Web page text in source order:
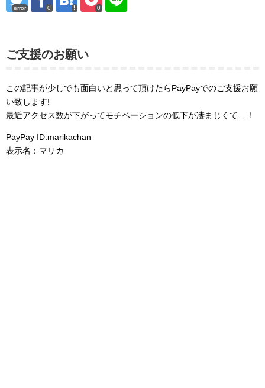
error 0 0
ご支援のお願い
この記事が少しでも面白いと思って頂けたらPayPayでのご支援お願
い致します!
最近アクセス数が下がってモチベーションの低下が凄まじくて…！
PayPay ID:marikachan
表示名：マリカ